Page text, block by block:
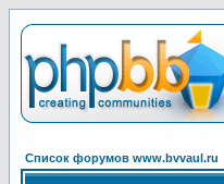
Список форумов www.bvvaul.ru